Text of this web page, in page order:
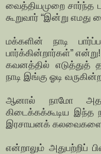
வைத்தியமுறை சார்ந்த
கூறுவார் “இன்று
மக்களின் நாடி
பார்க்கின்றார்கள்”
கவனத்தில்
நாடி இங்கு ஓடி
ஆனால் நாமோ
கிடைக்கக்கூடிய இந்த
இரசாயனக்
என்றாலும் அதுபற்றிப்